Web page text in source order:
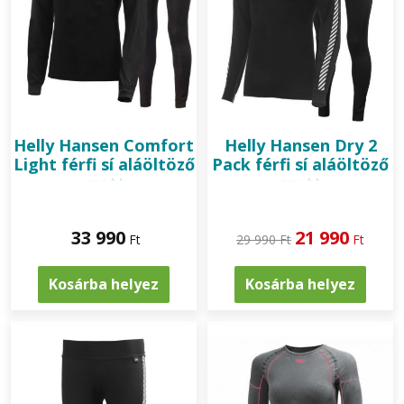
Helly Hansen Comfort
Light férfi sí aláöltöző
szett
33 990 Ft
Kosárba helyez
Helly Hansen Dry 2
Pack férfi sí aláöltöző
szett
29 990 Ft 21 990 Ft
Kosárba helyez